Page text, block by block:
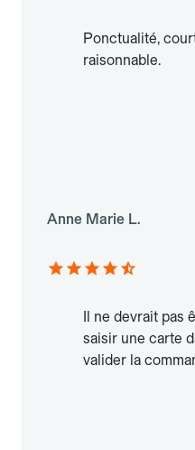
Ponctualité,
raisonnable.
Anne Marie L.
Il ne devrait pas
saisir une carte
valider la